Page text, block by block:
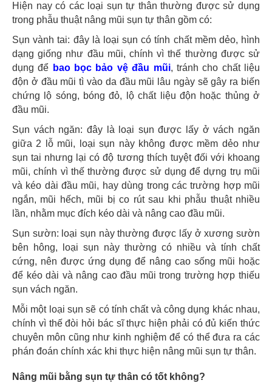
Hiện nay có các loại sụn tự thân thường được sử dụng
trong phẫu thuật nâng mũi sụn tự thân gồm có:
Sụn vành tai: đây là loại sụn có tính chất mềm dẻo, hình
dạng giống như đầu mũi, chính vì thế thường được sử
dụng để bao bọc bảo vệ đầu mũi, tránh cho chất liệu
độn ở đầu mũi tì vào da đầu mũi lâu ngày sẽ gây ra biến
chứng lộ sóng, bóng đỏ, lộ chất liệu độn hoặc thủng ở
đầu mũi.
Sụn vách ngăn: đây là loại sụn được lấy ở vách ngăn
giữa 2 lỗ mũi, loại sụn này không được mềm dẻo như
sụn tai nhưng lại có độ tương thích tuyệt đối với khoang
mũi, chính vì thế thường được sử dụng để dựng trụ mũi
và kéo dài đầu mũi, hay dùng trong các trường hợp mũi
ngắn, mũi hếch, mũi bị co rút sau khi phẫu thuật nhiều
lần, nhằm mục đích kéo dài và nâng cao đầu mũi.
Sụn sườn: loại sụn này thường được lấy ở xương sườn
bên hông, loại sụn này thường có nhiều và tính chất
cứng, nên được ứng dụng để nâng cao sống mũi hoặc
để kéo dài và nâng cao đầu mũi trong trường hợp thiếu
sụn vách ngăn.
Mỗi một loại sụn sẽ có tính chất và công dụng khác nhau,
chính vì thế đòi hỏi bác sĩ thực hiện phải có đủ kiến thức
chuyên môn cũng như kinh nghiệm để có thể đưa ra các
phán đoán chính xác khi thực hiện nâng mũi sụn tự thân.
Nâng mũi bằng sụn tự thân có tốt không?